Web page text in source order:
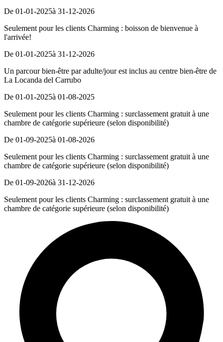
De 01-01-2025à 31-12-2026
Seulement pour les clients Charming : boisson de bienvenue à
l'arrivée!
De 01-01-2025à 31-12-2026
Un parcour bien-être par adulte/jour est inclus au centre bien-être de
La Locanda del Carrubo
De 01-01-2025à 01-08-2025
Seulement pour les clients Charming : surclassement gratuit à une
chambre de catégorie supérieure (selon disponibilité)
De 01-09-2025à 01-08-2026
Seulement pour les clients Charming : surclassement gratuit à une
chambre de catégorie supérieure (selon disponibilité)
De 01-09-2026à 31-12-2026
Seulement pour les clients Charming : surclassement gratuit à une
chambre de catégorie supérieure (selon disponibilité)